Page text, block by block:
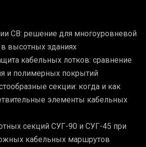
СВ: решение для многоуровневой
высотных зданиях
кабельных лотков: сравнение
и полимерных покрытий
секции: когда и как
элементы кабельных
секций СУГ-90 и СУГ-45 при
кабельных маршрутов